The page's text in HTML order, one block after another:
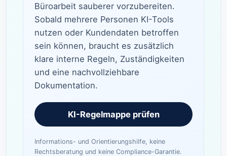
Büroarbeit sauberer vorzubereiten.
Sobald mehrere Personen KI-Tools
nutzen oder Kundendaten betroffen
sein können, braucht es zusätzlich
klare interne Regeln, Zuständigkeiten
und eine nachvollziehbare
Dokumentation.
KI-Regelmappe prüfen
Informations- und Orientierungshilfe, keine
Rechtsberatung und keine Compliance-Garantie.